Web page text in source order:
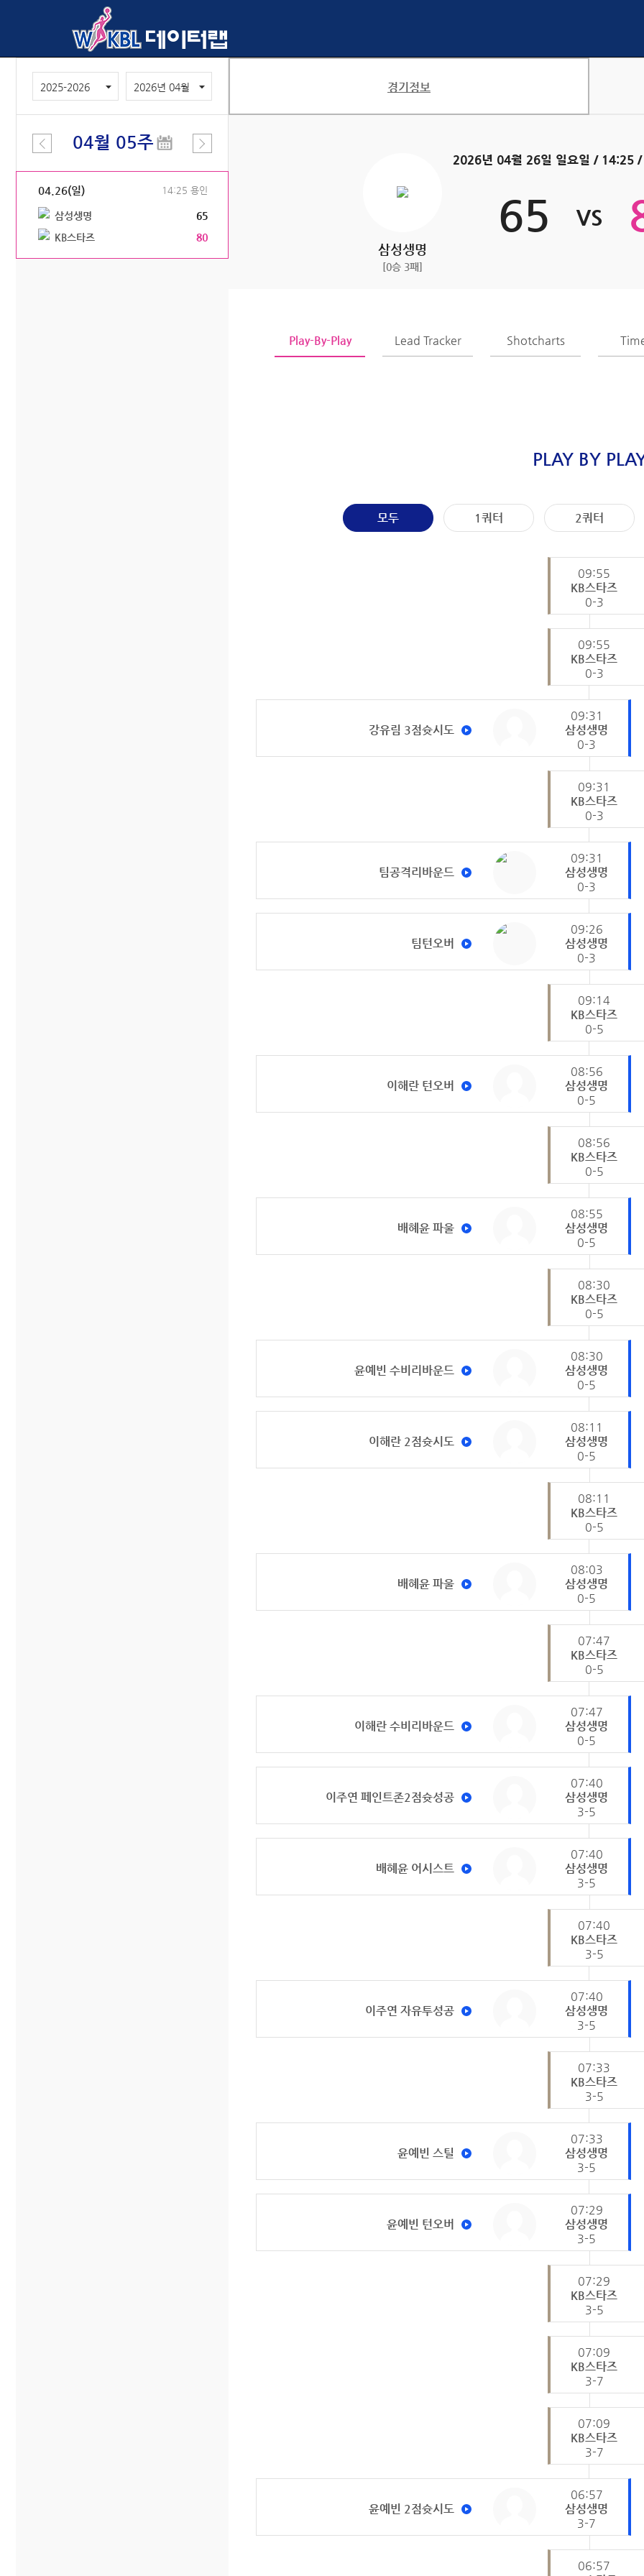
2025-2026 2026년 04월
04월 05주
04.26(일) 14:25 용인
삼성생명
65
KB스타즈
80
경기정보
2026년 04월 26일 일요일 / 14:25 /
삼성생명
[0승 3패]
65
Play-By-Play Lead Tracker Shotcharts
PLAY BY
모두 1쿼터 2쿼터
09:55
KB스타즈
0-3
09:55
KB스타즈
0-3
09:31
삼성생명
0-3
강유림 3점슛시도
09:31
KB스타즈
0-3
09:31
삼성생명
0-3
팀공격리바운드
09:26
삼성생명
0-3
팀턴오버
09:14
KB스타즈
0-5
08:56
삼성생명
0-5
이해란 턴오버
08:56
KB스타즈
0-5
08:55
삼성생명
0-5
배혜윤 파울
08:30
KB스타즈
0-5
08:30
삼성생명
0-5
윤예빈 수비리바운드
08:11
삼성생명
0-5
이해란 2점슛시도
08:11
KB스타즈
0-5
08:03
삼성생명
0-5
배혜윤 파울
07:47
KB스타즈
0-5
07:47
삼성생명
0-5
이해란 수비리바운드
07:40
삼성생명
3-5
이주연 페인트존2점슛성공
07:40
삼성생명
3-5
배혜윤 어시스트
07:40
KB스타즈
3-5
07:40
삼성생명
3-5
이주연 자유투성공
07:33
KB스타즈
3-5
07:33
삼성생명
3-5
윤예빈 스틸
07:29
삼성생명
3-5
윤예빈 턴오버
07:29
KB스타즈
3-5
07:09
KB스타즈
3-7
07:09
KB스타즈
3-7
06:57
삼성생명
3-7
윤예빈 2점슛시도
06:57